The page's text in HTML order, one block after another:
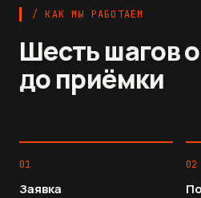
/ КАК МЫ РАБОТАЕМ
Шесть шагов
до приёмки
01
Заявка
02